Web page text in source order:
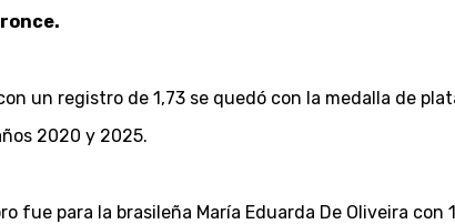
un registro de 1,73 se quedó con la medalla de
2020 y 2025.
fue para la brasileña María Eduarda De Oliveira